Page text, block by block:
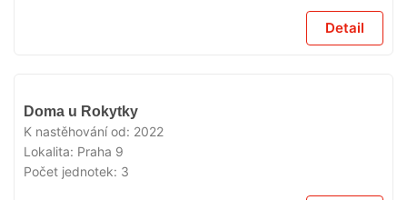
Detail
Doma u Rokytky
K nastěhování od: 2022
Lokalita: Praha 9
Počet jednotek: 3